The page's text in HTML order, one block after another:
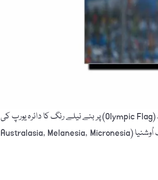
معلوماتِ عامہ کی انگریزی ویب سائٹ "pinterest.com” کے مطابق اولمپک جھنڈے (Olympic Flag) پر بنے نیلے رنگ کا دائرہ یورپ کی
نمائندگی کرتا ہے۔ اس طرح کالا رنگ افریقہ، لال رنگ امریکہ، پیلا رنگ ایشیا اور ہرا رنگ اُوشنیا (Australasia, Melanesia, Micronesia